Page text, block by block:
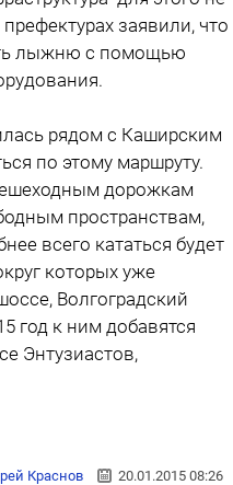
заявили, что
лыжню с помощью
рядом с Каширским
по этому маршруту.
дорожкам
пространствам,
всего кататься будет
которых уже
Волгоградский
год к ним добавятся
Энтузиастов,
Краснов 20.01.2015 08:26